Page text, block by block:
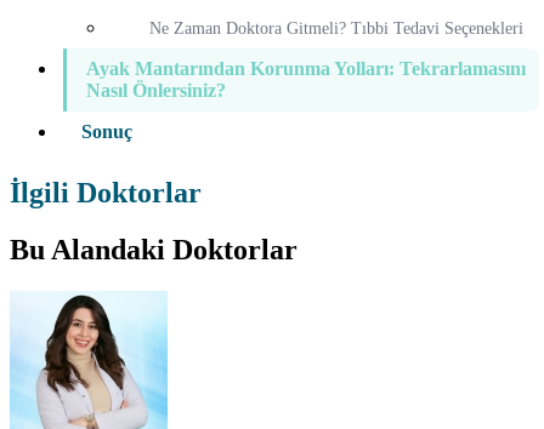
Ne Zaman Doktora Gitmeli? Tıbbi Tedavi Seçenekleri
Ayak Mantarından Korunma Yolları: Tekrarlamasını
Nasıl Önlersiniz?
Sonuç
İlgili Doktorlar
Bu Alandaki Doktorlar